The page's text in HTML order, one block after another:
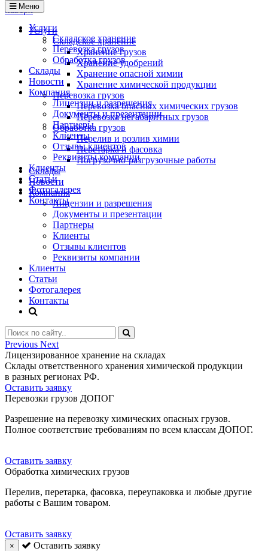
наверх
Меню
Услуги
Складское хранение
Перевозка грузов
Обработка грузов
Cклады
Новости
Компания
Лицензии и разрешения
Документы и презентации
Партнеры
Клиенты
Отзывы клиентов
Реквизиты компании
Клиенты
Статьи
Фотогалерея
Контакты
Услуги
Складское хранение
Хранение грузов
Хранение удобрений
Хранение опасной химии
Хранение химической продукции
Перевозка грузов
Перевозка опасных химических грузов
Перевозка негабаритных грузов
Обработка грузов
Перелив и розлив химии
Перетарка и фасовка
Погрузочно-разгрузочные работы
Cклады
Новости
Компания
Лицензии и разрешения
Документы и презентации
Партнеры
Клиенты
Отзывы клиентов
Реквизиты компании
Клиенты
Статьи
Фотогалерея
Контакты
Previous Next
Лицензированное хранение на складах
Склады ответственного хранения химической продукции
в разных регионах РФ.
Оставить заявку
Перевозки грузов ДОПОГ
Разрешение на перевозку химических опасных грузов.
Полное соответствие требованиям по всем классам ДОПОГ.
Оставить заявку
Обработка химических грузов
Перелив, перетарка, фасовка, переупаковка и любые другие
работы с Вашим товаром.
Оставить заявку
×
Оставить заявку